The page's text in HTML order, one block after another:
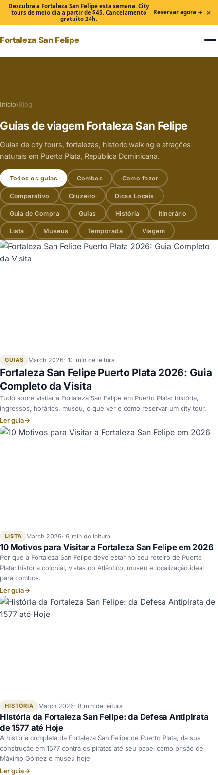
Descubra a Fortaleza San Felipe esta semana. City
tours de meio dia a partir de $45. Cancelamento
gratuito 24h.
Reservar agora → ×
Fortaleza San Felipe
Início›Blog
Guias de viagem Fortaleza San Felipe
Guias de city tours, fortalezas, historic walking e atrações
naturais em Puerto Plata, República Dominicana.
Todos os guias Combos Como fazer
Comparativo Cruzeiro Dicas Locais
Guia de Compra Guias História Itinerário
Lista Museus Temporada Viagem
GUIAS March 2026 10 min de leitura
Fortaleza San Felipe Puerto Plata 2026: Guia
Completo da Visita
Tudo sobre visitar a Fortaleza San Felipe em Puerto Plata: história,
ingressos, horários, museu, o que ver e como reservar um city tour.
Ler guia→
LISTA March 2026 6 min de leitura
10 Motivos para Visitar a Fortaleza San Felipe em 2026
Por que a Fortaleza San Felipe deve estar no seu roteiro de Puerto
Plata: história colonial, vistas do Atlântico, museu e localização ideal
para combos.
Ler guia→
HISTÓRIA March 2026 8 min de leitura
História da Fortaleza San Felipe: da Defesa Antipirata
de 1577 até Hoje
A história completa da Fortaleza San Felipe de Puerto Plata, da sua
construção em 1577 contra os piratas até seu papel como prisão de
Máximo Gómez e museu hoje.
Ler guia→